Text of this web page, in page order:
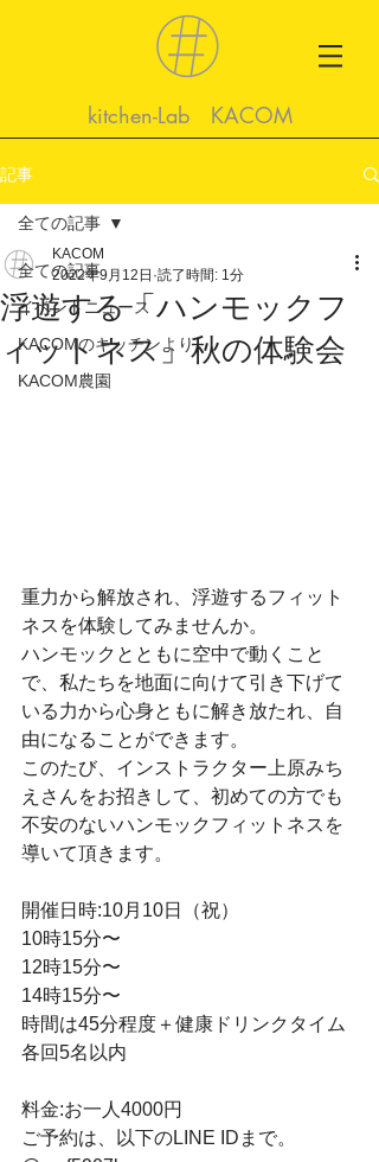
kitchen-Lab KACOM
記事
全ての記事
イベントニュース
KACOMのキッチンより
KACOM農園
全ての記事
浮遊する「ハンモックフ
ィットネス」秋の体験会
KACOM
2022年9月12日 読了時間: 1分
重力から解放され、浮遊するフィット
ネスを体験してみませんか。
ハンモックとともに空中で動くこと
で、私たちを地面に向けて引き下げて
いる力から心身ともに解き放たれ、自
由になることができます。
このたび、インストラクター上原みち
えさんをお招きして、初めての方でも
不安のないハンモックフィットネスを
導いて頂きます。
開催日時:10月10日（祝）
10時15分〜
12時15分〜
14時15分〜
時間は45分程度＋健康ドリンクタイム
各回5名以内
料金:お一人4000円
ご予約は、以下のLINE IDまで。